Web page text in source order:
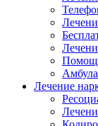
Лечение